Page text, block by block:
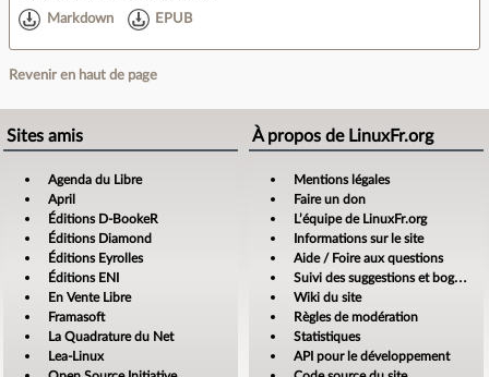
Markdown EPUB
Revenir en haut de page
Sites amis
Agenda du Libre
April
Éditions D-BookeR
Éditions Diamond
Éditions Eyrolles
Éditions ENI
En Vente Libre
Framasoft
La Quadrature du Net
Lea-Linux
À propos de LinuxFr.org
Mentions légales
Faire un don
L’équipe de LinuxFr.org
Informations sur le site
Aide / Foire aux questions
Suivi des suggestions et bogues
Wiki du site
Règles de modération
Statistiques
API pour le développement